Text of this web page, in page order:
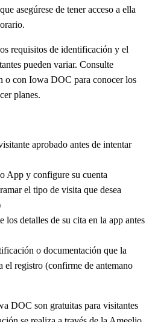
asegúrese de tener acceso a ella
requisitos de identificación y el
pueden variar. Consulte
o con Iowa DOC para conocer los
planes.
aprobado antes de intentar
App y configure su cuenta
el tipo de visita que desea
los detalles de su cita en la app antes
o documentación que la
el registro (confirme de antemano
DOC son gratuitas para visitantes